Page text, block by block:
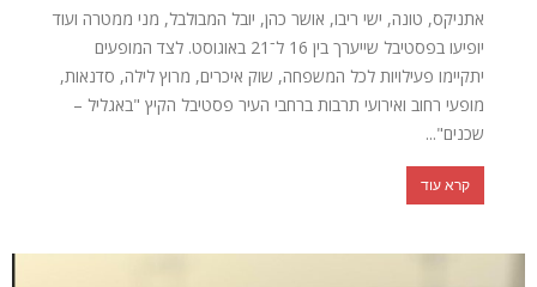
אתניקס, טונה, ישי ריבו, אושר כהן, יובל המבולבל, מני ממטרה ועוד
יופיעו בפסטיבל שייערך בין 16 ל־21 באוגוסט. לצד המופעים
יתקיימו פעילויות לכל המשפחה, שוק איכרים, מרוץ לילה, סדנאות,
מופעי רחוב ואירועי תרבות ברחבי העיר פסטיבל הקיץ "באגליל –
שכנים"...
קרא עוד